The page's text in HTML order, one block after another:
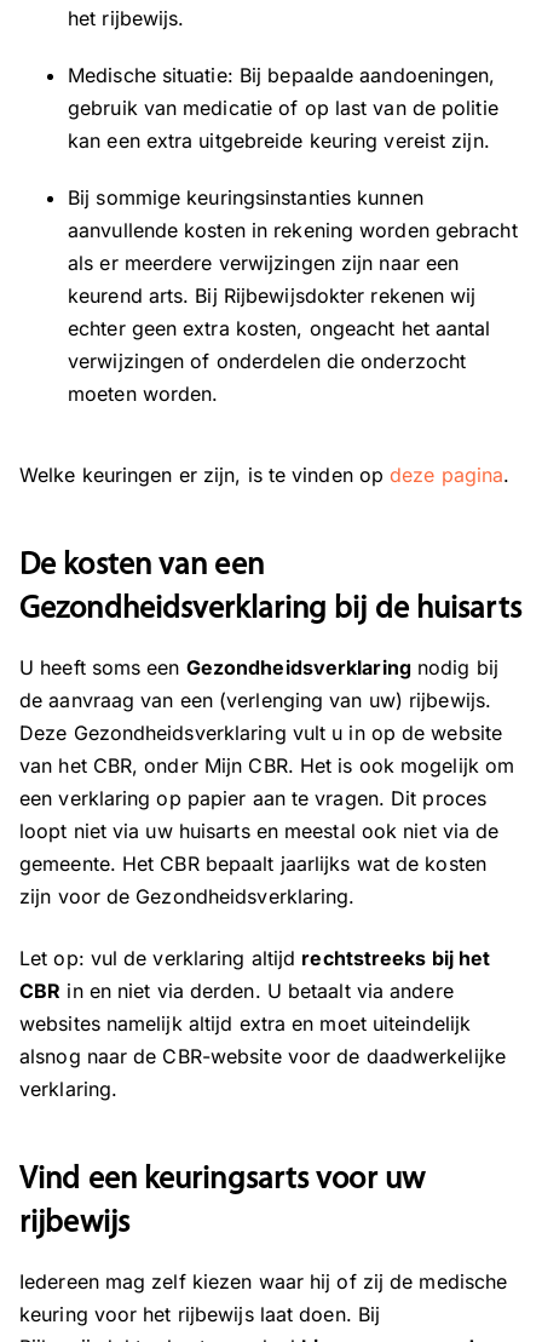
het rijbewijs.
Medische situatie: Bij bepaalde aandoeningen,
gebruik van medicatie of op last van de politie
kan een extra uitgebreide keuring vereist zijn.
Bij sommige keuringsinstanties kunnen
aanvullende kosten in rekening worden gebracht
als er meerdere verwijzingen zijn naar een
keurend arts. Bij Rijbewijsdokter rekenen wij
echter geen extra kosten, ongeacht het aantal
verwijzingen of onderdelen die onderzocht
moeten worden.
Welke keuringen er zijn, is te vinden opdeze pagina.
De kosten van een
Gezondheidsverklaring bij de huisarts
U heeft soms een Gezondheidsverklaringnodig bij
de aanvraag van een (verlenging van uw) rijbewijs.
Deze Gezondheidsverklaring vult u in op de website
van het CBR, onder Mijn CBR. Het is ook mogelijk om
een verklaring op papier aan te vragen. Dit proces
loopt niet via uw huisarts en meestal ook niet via de
gemeente. Het CBR bepaalt jaarlijks wat de kosten
zijn voor de Gezondheidsverklaring.
Let op: vul de verklaring altijd rechtstreeks bij het
CBR in en niet via derden. U betaalt via andere
websites namelijk altijd extra en moet uiteindelijk
alsnog naar de CBR-website voor de daadwerkelijke
verklaring.
Vind een keuringsarts voor uw
rijbewijs
Iedereen mag zelf kiezen waar hij of zij de medische
keuring voor het rijbewijs laat doen. Bij